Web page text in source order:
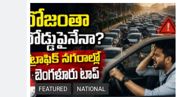
FEATURED NATIONAL